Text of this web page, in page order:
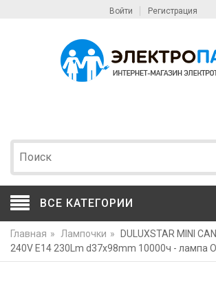
Войти Регистрация
ВСЕ КАТЕГОРИИ
Главная » Лампочки »
DULUXSTAR MINI
240V E14 230Lm d37x98mm 10000ч - лампа